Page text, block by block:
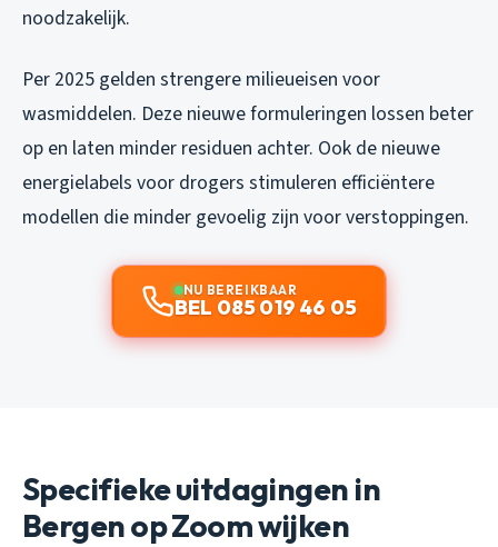
noodzakelijk.
Per 2025 gelden strengere milieueisen voor
wasmiddelen. Deze nieuwe formuleringen lossen beter
op en laten minder residuen achter. Ook de nieuwe
energielabels voor drogers stimuleren efficiëntere
modellen die minder gevoelig zijn voor verstoppingen.
NU BEREIKBAAR
BEL 085 019 46 05
Specifieke uitdagingen in
Bergen op Zoom wijken